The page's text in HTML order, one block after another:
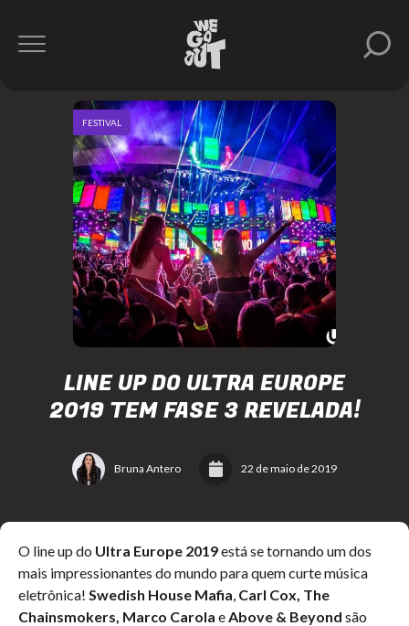
LINE UP DO ULTRA EUROPE
2019 TEM FASE 3 REVELADA!
Bruna Antero 22 de maio de 2019
FESTIVAL
O line up do Ultra Europe 2019está se tornando um dos
mais impressionantes do mundo para quem curte música
eletrônica! Swedish House Mafia, Carl Cox, The
Chainsmokers, Marco Carola eAbove & Beyond são